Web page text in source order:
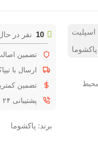
اسپلیت
پاکشوما
10 نفر در
تضمین
ارسال با
تضمین
پشتیبانی ۲۴ ساعته
برند: پاکشوما